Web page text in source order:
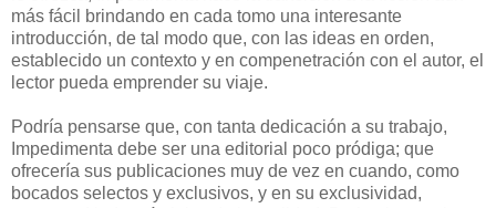
más fácil brindando en cada tomo una interesante
introducción, de tal modo que, con las ideas en orden,
establecido un contexto y en compenetración con el autor, el
lector pueda emprender su viaje.
Podría pensarse que, con tanta dedicación a su trabajo,
Impedimenta debe ser una editorial poco pródiga; que
ofrecería sus publicaciones muy de vez en cuando, como
bocados selectos y exclusivos, y en su exclusividad,